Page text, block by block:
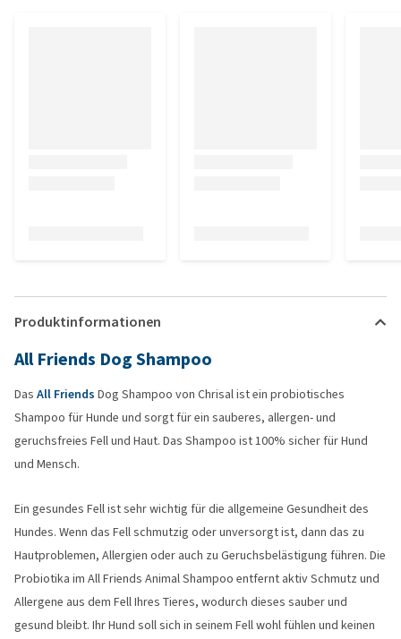
Produktinformationen
All Friends Dog Shampoo
Das All Friends Dog Shampoo von Chrisal ist ein probiotisches
Shampoo für Hunde und sorgt für ein sauberes, allergen- und
geruchsfreies Fell und Haut. Das Shampoo ist 100% sicher für Hund
und Mensch.
Ein gesundes Fell ist sehr wichtig für die allgemeine Gesundheit des
Hundes. Wenn das Fell schmutzig oder unversorgt ist, dann das zu
Hautproblemen, Allergien oder auch zu Geruchsbelästigung führen. Die
Probiotika im All Friends Animal Shampoo entfernt aktiv Schmutz und
Allergene aus dem Fell Ihres Tieres, wodurch dieses sauber und
gesund bleibt. Ihr Hund soll sich in seinem Fell wohl fühlen und keinen